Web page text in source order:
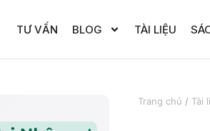
TƯ VẤN BLOG TÀI LIỆU
Trang chủ / Tài